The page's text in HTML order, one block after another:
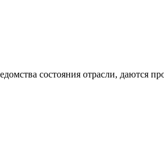
состояния отрасли, даются